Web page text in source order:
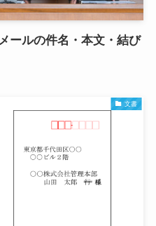
ールの件名・本文・結び
文書